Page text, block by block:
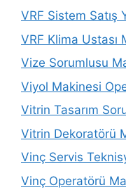
VRF Sistem Satış
VRF Klima Ustası
Vize Sorumlusu
Viyol Makinesi
Vitrin Tasarım
Vitrin Dekoratörü
Vinç Servis
Vinç Operatörü